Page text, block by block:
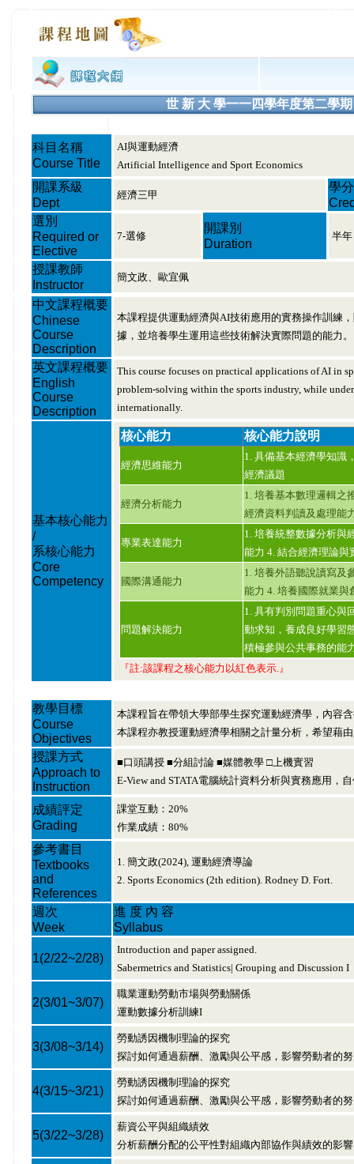
世 新 大 學一一四學年度第二學
科目名稱
Course Title
AI與運動經濟
Artificial Intelligence and Sport Economics
開課系級
Dept
經濟三甲
學
選別
Required or
Elective
7-選修
開課別
Duration
半
授課教師
Instructor
簡文政、歐宜佩
中文課程概要
Chinese
Course
Description
本課程提供運動經濟與AI技術應用的實務操作訓練
據，並培養學生運用這些技術解決實際問題的能力。
英文課程概要
English
Course
Description
This course focuses on practical applications of AI in
problem-solving within the sports industry, while
internationally.
基本核心能力
/
系核心能力
Core
Competency
核心能力 核心能力說明
經濟思維能力
1. 具備基本經濟學知識
經濟議題
經濟分析能力
1. 培養基本數理邏輯之
經濟資料判讀及處理能
專業表達能力
1. 培養統整數據分析與
能力 4. 結合經濟理論
國際溝通能力
1. 培養外語聽說讀寫及
能力 4. 培養國際就業與
問題解決能力
1. 具有判別問題重心與
動求知，養成良好學習
積極參與公共事務的能
『註:該課程之核心能力以紅色表示.』
教學目標
Course
Objectives
本課程旨在帶領大學部學生探究運動經濟學，內容
本課程亦教授運動經濟學相關之計量分析，希望藉
授課方式
Approach to
Instruction
■口頭講授 ■分組討論 ■媒體教學 □上機實習
E-View and STATA電腦統計資料分析與實務應用，
成績評定
Grading
課堂互動：20%
作業成績：80%
參考書目
Textbooks
and
References
1. 簡文政(2024), 運動經濟導論
2. Sports Economics (2th edition). Rodney D. Fort.
週次
Week
進 度 內 容
Syllabus
1(2/22~2/28)
Introduction and paper assigned.
Sabermetrics and Statistics| Grouping and Discussion I
2(3/01~3/07)
職業運動勞動市場與勞動關係
運動數據分析訓練I
3(3/08~3/14)
勞動誘因機制理論的探究
探討如何通過薪酬、激勵與公平感，影響勞動者的
4(3/15~3/21)
勞動誘因機制理論的探究
探討如何通過薪酬、激勵與公平感，影響勞動者的
5(3/22~3/28)
薪資公平與組織績效
分析薪酬分配的公平性對組織內部協作與績效的影